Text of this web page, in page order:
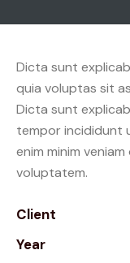
Dicta sunt
quia voluptas sit
Dicta sunt
tempor incididunt
enim minim
voluptatem.
Client
Year